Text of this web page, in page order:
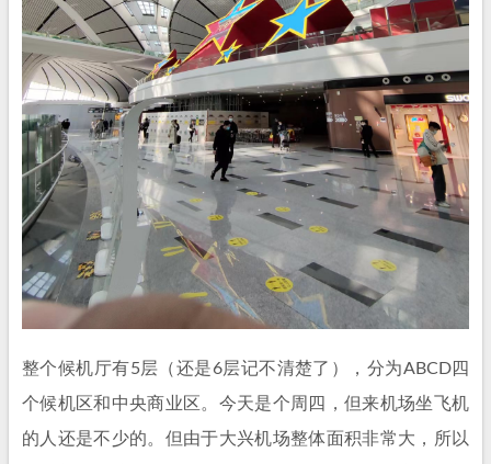
整个候机厅有5层（还是6层记不清楚了），分为ABCD四
个候机区和中央商业区。今天是个周四，但来机场坐飞机
的人还是不少的。但由于大兴机场整体面积非常大，所以